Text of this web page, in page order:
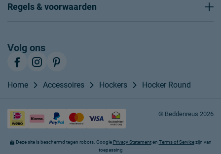
Regels & voorwaarden
Volg ons
Home Accessoires Hockers Hocker Round
© Beddenreus 2026
Deze site is beschermd tegen robots. Google Privacy Statementen Terms of Servicezijn van
toepassing